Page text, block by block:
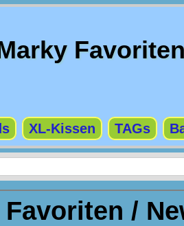
XL-Kissen TAGs
Favoriten /